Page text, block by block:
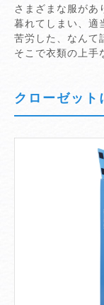
さまざまな服があ
暮れてしまい、適
苦労した、なんて
そこで衣類の上手
クローゼット